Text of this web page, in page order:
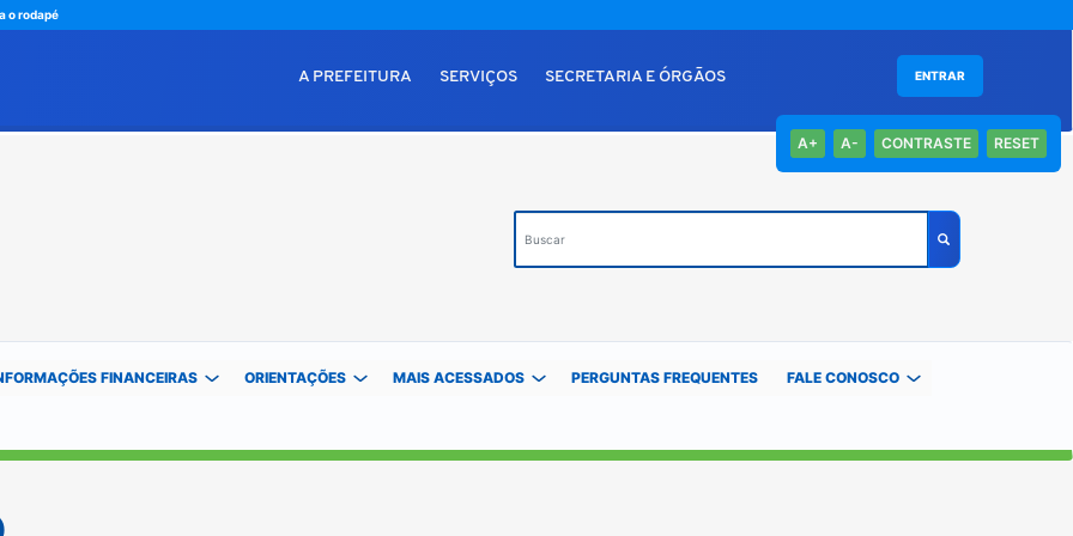
o rodapé
A+ A- CONTRASTE RESET
A PREFEITURA SERVIÇOS SECRETARIA E ÓRGÃOS
Buscar
Buscar
ENTRAR
FINANCEIRAS ORIENTAÇÕES MAIS ACESSADOS PERGUNTAS FREQUENTES
FALE CONOSCO